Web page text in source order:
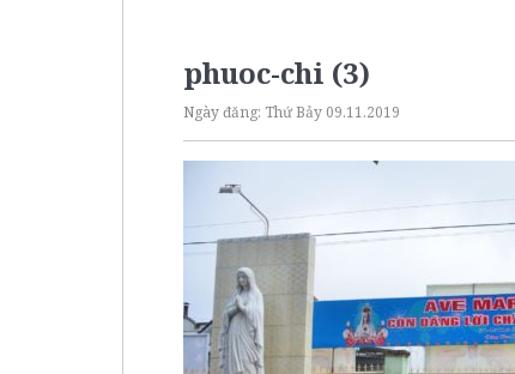
phuoc-chi (3)
Ngày đăng: Thứ Bảy 09.11.2019